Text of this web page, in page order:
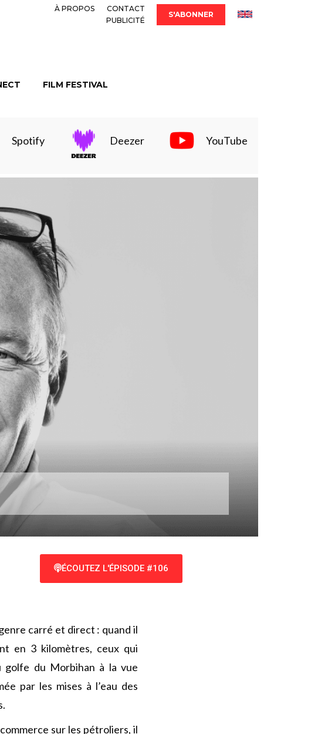
À PROPOS
CONTACT
PUBLICITÉ
S'ABONNER
FILM FESTIVAL
Spotify Deezer YouTube
ÉCOUTEZ L'ÉPISODE #106
carré et direct : quand il
en 3 kilomètres, ceux qui
golfe du Morbihan à la vue
par les mises à l’eau des
sur les pétroliers, il